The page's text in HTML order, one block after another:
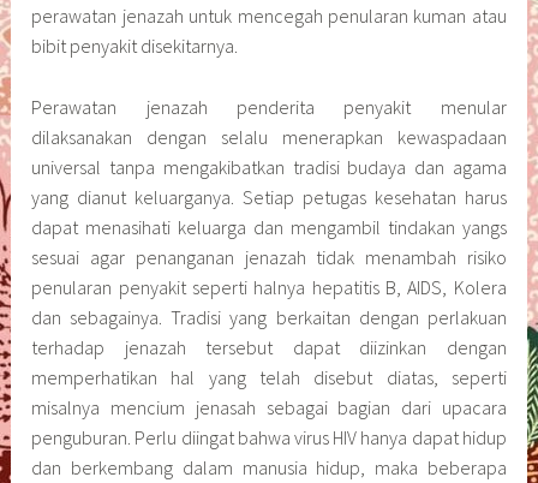
perawatan jenazah untuk mencegah penularan kuman atau
bibit penyakit disekitarnya.
Perawatan jenazah penderita penyakit menular
dilaksanakan dengan selalu menerapkan kewaspadaan
universal tanpa mengakibatkan tradisi budaya dan agama
yang dianut keluarganya. Setiap petugas kesehatan harus
dapat menasihati keluarga dan mengambil tindakan yangs
sesuai agar penanganan jenazah tidak menambah risiko
penularan penyakit seperti halnya hepatitis B, AIDS, Kolera
dan sebagainya. Tradisi yang berkaitan dengan perlakuan
terhadap jenazah tersebut dapat diizinkan dengan
memperhatikan hal yang telah disebut diatas, seperti
misalnya mencium jenasah sebagai bagian dari upacara
penguburan. Perlu diingat bahwa virus HIV hanya dapat hidup
dan berkembang dalam manusia hidup, maka beberapa